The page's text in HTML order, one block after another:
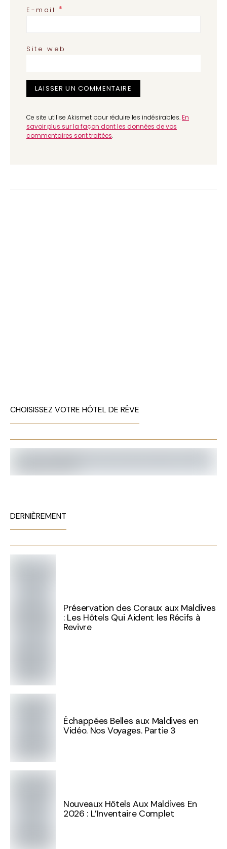
E-mail*
Site web
Ce site utilise Akismet pour réduire les indésirables.En
savoir plus sur la façon dont les données de vos
commentaires sont traitées.
CHOISISSEZ VOTRE HÔTEL DE RÊVE
DERNIÈREMENT
Préservation des Coraux aux Maldives
: Les Hôtels Qui Aident les Récifs à
Revivre
Échappées Belles aux Maldives en
Vidéo. Nos Voyages. Partie 3
Nouveaux Hôtels Aux Maldives En
2026 : L’Inventaire Complet